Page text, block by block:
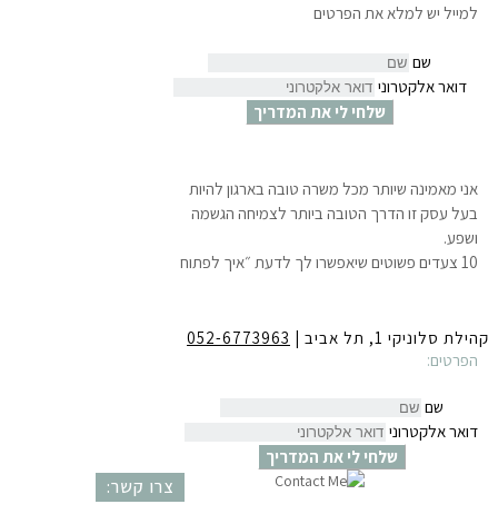
למייל יש למלא את הפרטים
שם
דואר אלקטרוני
שלחי לי את המדריך
אני מאמינה שיותר מכל משרה טובה בארגון להיות
בעל עסק זו הדרך הטובה ביותר לצמיחה הגשמה
ושפע.
10 צעדים פשוטים שיאפשרו לך לדעת ״איך לפתוח
לקבלת המדריך חינם ישירות למייליש למלא את
הפרטים:
שם
דואר אלקטרוני
שלחי לי את המדריך
צרו קשר:
קהילת סלוניקי 1, תל אביב | 052-6773963